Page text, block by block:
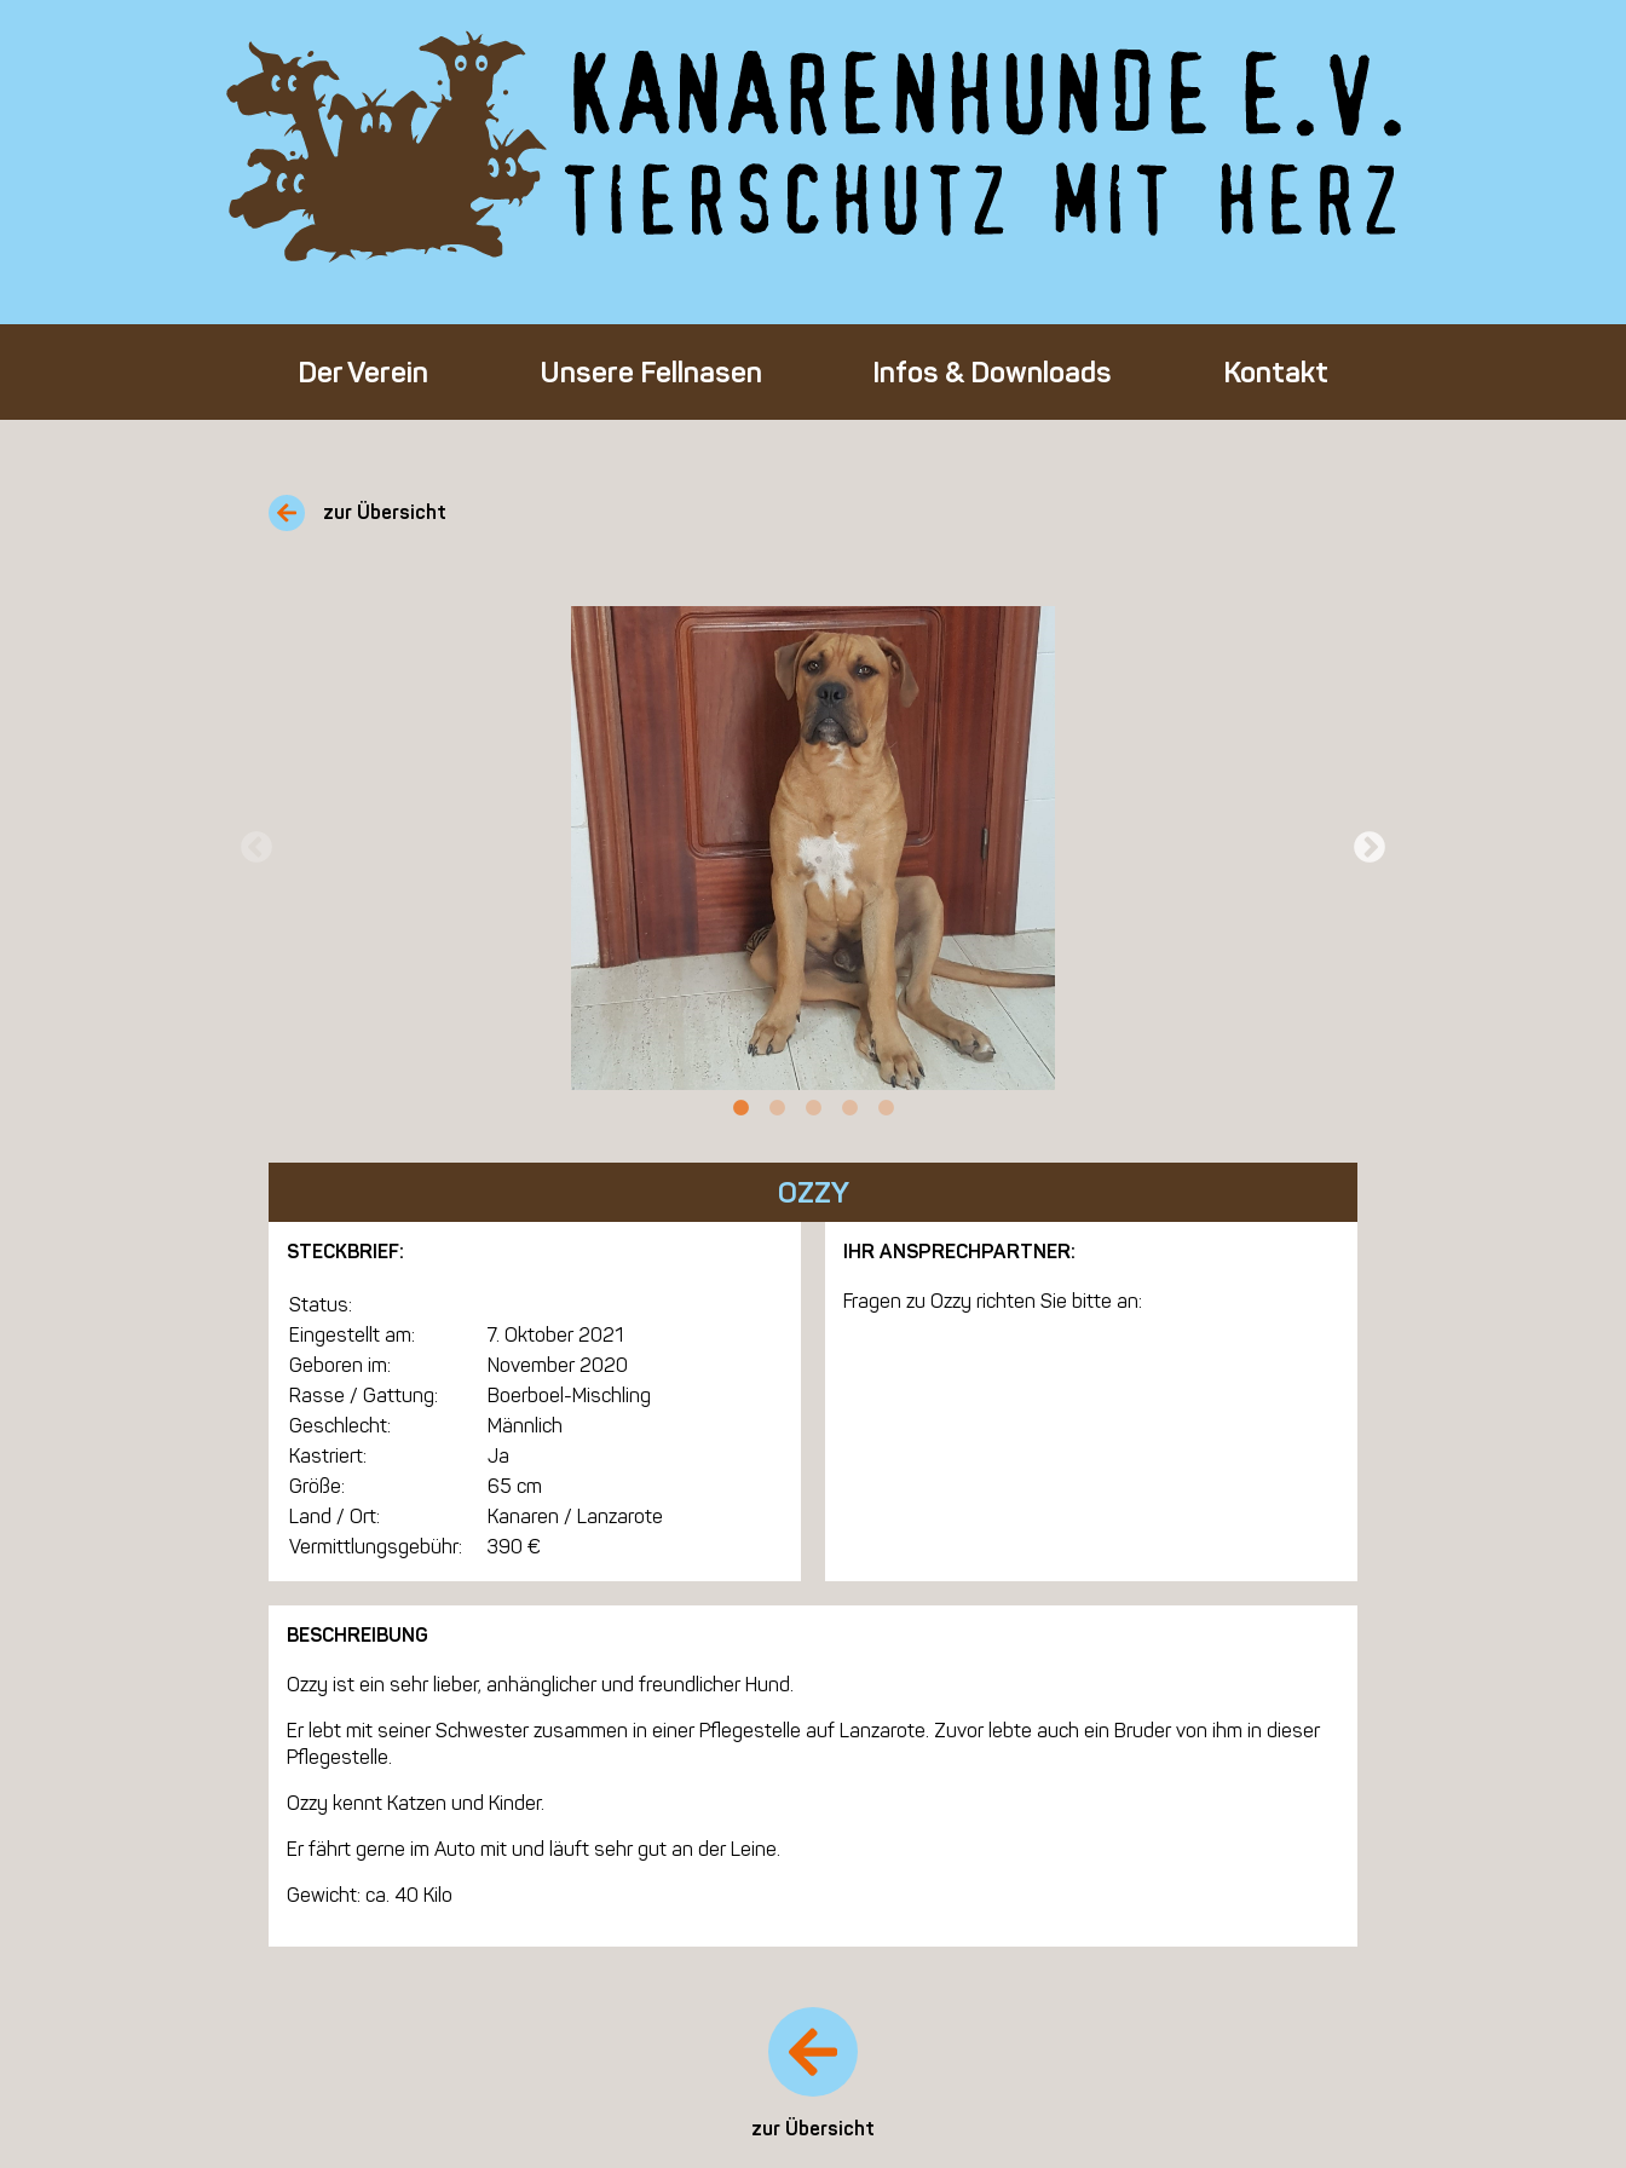
Der Verein
Über den Verein
Unser Team
Unsere Fellnasen
Alle Hunde
Infos & Downloads
Adoption eines Tieres
Pflegestelle
Mitgliedschaft
Spenden
Kontakt
zur Übersicht
OZZY
STECKBRIEF:
Status:
Eingestellt am:
7. Oktober 2021
Geboren im:
November 2020
Rasse / Gattung:
Boerboel-Mischling
Geschlecht:
Männlich
Kastriert:
Ja
Größe:
65 cm
Land / Ort:
Kanaren / Lanzarote
Vermittlungsgebühr:
390 €
IHR ANSPRECHPARTNER:
Fragen zu Ozzy richten Sie bitte an:
BESCHREIBUNG
Ozzy ist ein sehr lieber, anhänglicher und freundlicher Hund.
Er lebt mit seiner Schwester zusammen in einer Pflegestelle auf Lanzarote. Zuvor lebte auch ein Bruder von ihm in dieser
Pflegestelle.
Ozzy kennt Katzen und Kinder.
Er fährt gerne im Auto mit und läuft sehr gut an der Leine.
Gewicht: ca. 40 Kilo
zur Übersicht